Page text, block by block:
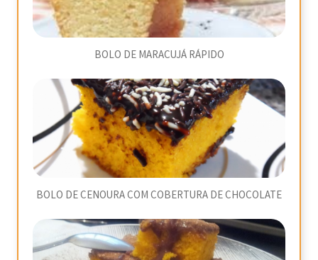
BOLO DE MARACUJÁ RÁPIDO
BOLO DE CENOURA COM COBERTURA DE CHOCOLATE